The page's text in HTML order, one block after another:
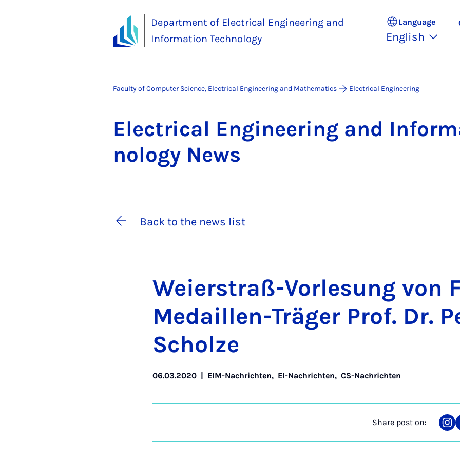
Department of Electrical Engineering and
Information Technology
Language
English
Faculty of Computer Science, Electrical Engineering and Mathematics Electrical Engineering
Elec­tric­al En­gin­eer­ing and
no­logy News
Back to the news list
Wei­er­straß-Vor­le­sung von
Medail­len-Träger Prof. Dr.
Scholze
06.03.2020 | EIM-Nachrichten, EI-Nachrichten,CS-Nachrichten
Share post on:
on